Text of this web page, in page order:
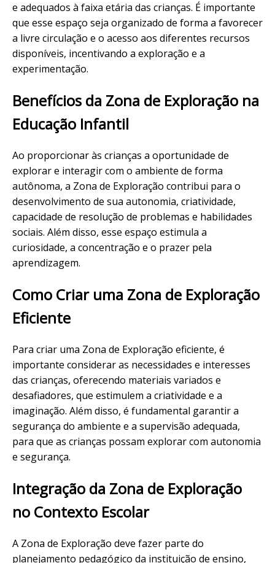
e adequados à faixa etária das crianças. É importante
que esse espaço seja organizado de forma a favorecer
a livre circulação e o acesso aos diferentes recursos
disponíveis, incentivando a exploração e a
experimentação.
Benefícios da Zona de Exploração na
Educação Infantil
Ao proporcionar às crianças a oportunidade de
explorar e interagir com o ambiente de forma
autônoma, a Zona de Exploração contribui para o
desenvolvimento de sua autonomia, criatividade,
capacidade de resolução de problemas e habilidades
sociais. Além disso, esse espaço estimula a
curiosidade, a concentração e o prazer pela
aprendizagem.
Como Criar uma Zona de Exploração
Eficiente
Para criar uma Zona de Exploração eficiente, é
importante considerar as necessidades e interesses
das crianças, oferecendo materiais variados e
desafiadores, que estimulem a criatividade e a
imaginação. Além disso, é fundamental garantir a
segurança do ambiente e a supervisão adequada,
para que as crianças possam explorar com autonomia
e segurança.
Integração da Zona de Exploração
no Contexto Escolar
A Zona de Exploração deve fazer parte do
planejamento pedagógico da instituição de ensino,